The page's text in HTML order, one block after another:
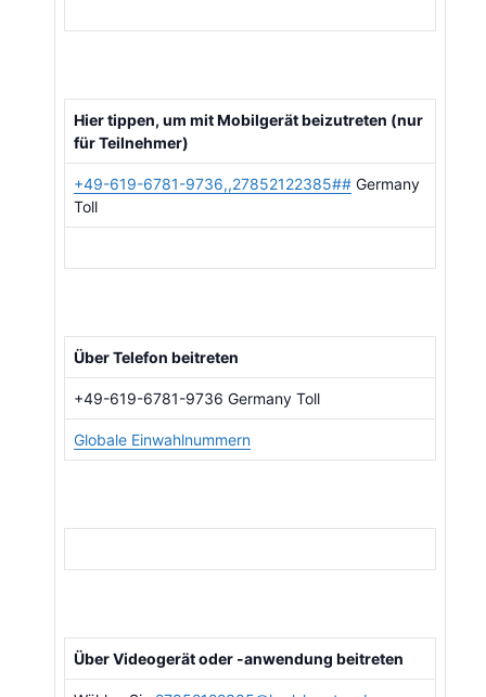
Hier tippen, um mit Mobilgerät beizutreten (nur
für Teilnehmer)
+49-619-6781-9736,,27852122385## Germany
Toll
Über Telefon beitreten
+49-619-6781-9736 Germany Toll
Globale Einwahlnummern
Über Videogerät oder -anwendung beitreten